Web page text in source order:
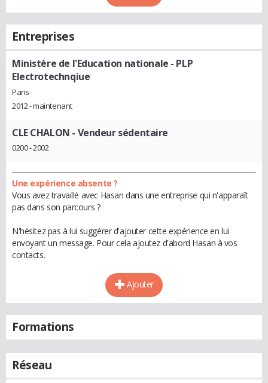
Entreprises
Ministère de l'Education nationale - PLP
Electrotechnqiue
Paris
2012 - maintenant
CLE CHALON - Vendeur sédentaire
0200 - 2002
Une expérience absente ?
Vous avez travaillé avec Hasan dans une entreprise qui n'apparaît
pas dans son parcours ?
N'hésitez pas à lui suggérer d'ajouter cette expérience en lui
envoyant un message. Pour cela ajoutez d'abord Hasan à vos
contacts.
Ajouter
Formations
Réseau